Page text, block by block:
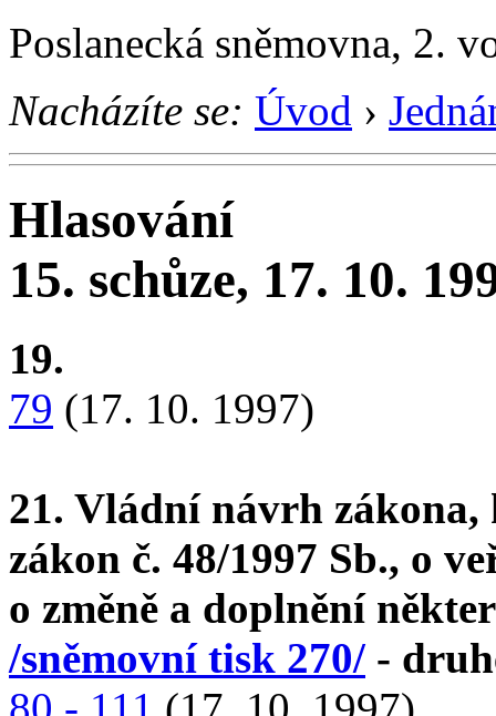
Poslanecká sněmovna, 2.
Nacházíte se: Úvod ›
Hlasování
15. schůze, 17. 10.
19.
79 (17. 10. 1997)
21. Vládní návrh
zákon č. 48/1997 Sb., o
o změně a doplnění
/sněmovní tisk 270/ -